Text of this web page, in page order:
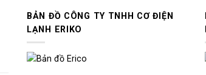
BẢN ĐỒ CÔNG TY TNHH CƠ ĐIỆN
LẠNH ERIKO